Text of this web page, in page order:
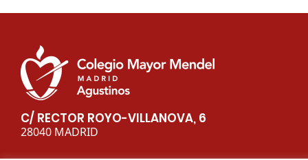
C/ RECTOR ROYO-VILLANOVA, 6
28040 MADRID